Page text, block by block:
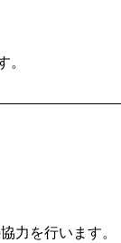
。
力を行います。